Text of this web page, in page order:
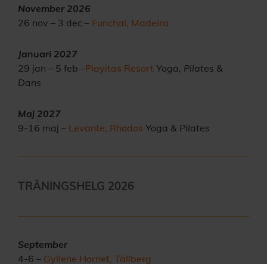
November 2026
26 nov – 3 dec – Funchal, Madeira
Januari 2027
29 jan – 5 feb –Playitas Resort Yoga, Pilates &
Dans
Maj 2027
9-16 maj – Levante, Rhodos Yoga & Pilates
TRÄNINGSHELG 2026
September
4-6 – Gyllene Hornet, Tällberg